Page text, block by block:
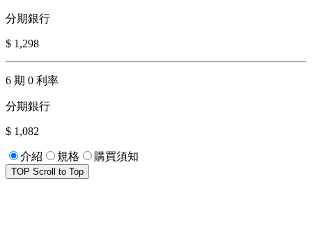
分期銀行
$ 1,298
6 期 0 利率
分期銀行
$ 1,082
介紹 規格 購買須知
TOP Scroll to Top